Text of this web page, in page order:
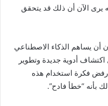
50 عاما، لكنه يرى الآن أن ذلك قد يتحقق
أن يساهم الذكاء الاصطناعي
أدوية جديدة وتطوير
رفض فكرة استخدام هذه
بأنه “خطأ فادح”.